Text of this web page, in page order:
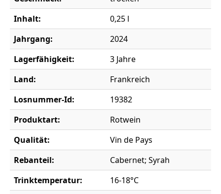
Inhalt:
0,25 l
Jahrgang:
2024
Lagerfähigkeit:
3 Jahre
Land:
Frankreich
Losnummer-Id:
19382
Produktart:
Rotwein
Qualität:
Vin de Pays
Rebanteil:
Cabernet; Syrah
Trinktemperatur:
16-18°C